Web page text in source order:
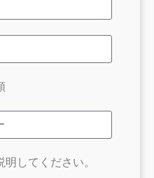
してください。